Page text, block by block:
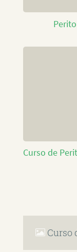
Curso de
Curso